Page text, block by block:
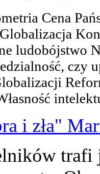
Cena
ludobójstwo
czy
i zła"
trafi